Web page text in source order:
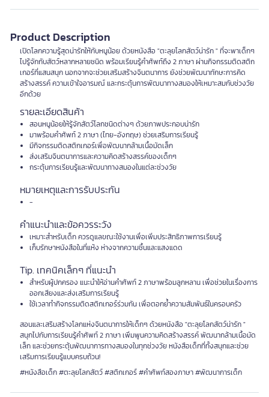
Product Description
เปิดโลกความรู้สุดน่ารักให้กับหนูน้อย ด้วยหนังสือ "ตะลุยโลกสัตว์น่ารัก " ที่จะพาเด็กๆ
ไปรู้จักกับสัตว์หลากหลายชนิด พร้อมเรียนรู้คำศัพท์ถึง 2 ภาษา ผ่านกิจกรรมติดสติก
เกอร์ที่แสนสนุก นอกจากจะช่วยเสริมสร้างจินตนาการ ยังช่วยพัฒนาทักษะการคิด
สร้างสรรค์ ความเข้าใจอารมณ์ และกระตุ้นการพัฒนาทางสมองให้เหมาะสมกับช่วงวัย
อีกด้วย
รายละเอียดสินค้า
สอนหนูน้อยให้รู้จักสัตว์โลกชนิดต่างๆ ด้วยภาพประกอบน่ารัก
มาพร้อมคำศัพท์ 2 ภาษา (ไทย-อังกฤษ) ช่วยเสริมการเรียนรู้
มีกิจกรรมติดสติกเกอร์เพื่อพัฒนากล้ามเนื้อมัดเล็ก
ส่งเสริมจินตนาการและความคิดสร้างสรรค์ของเด็กๆ
กระตุ้นการเรียนรู้และพัฒนาทางสมองในแต่ละช่วงวัย
หมายเหตุและการรับประกัน
-
คำแนะนำและข้อควรระวัง
เหมาะสำหรับเด็ก ควรดูแลขณะใช้งานเพื่อเพิ่มประสิทธิภาพการเรียนรู้
เก็บรักษาหนังสือในที่แห้ง ห่างจากความชื้นและแสงแดด
Tip. เทคนิคเล็กๆ ที่แนะนำ
สำหรับผู้ปกครอง แนะนำให้อ่านคำศัพท์ 2 ภาษาพร้อมลูกหลาน เพื่อช่วยในเรื่องการ
ออกเสียงและส่งเสริมการเรียนรู้
ใช้เวลาทำกิจกรรมติดสติกเกอร์ร่วมกัน เพื่อตอกย้ำความสัมพันธ์ในครอบครัว
สอนและเสริมสร้างโลกแห่งจินตนาการให้เด็กๆ ด้วยหนังสือ "ตะลุยโลกสัตว์น่ารัก "
สนุกไปกับการเรียนรู้คำศัพท์ 2 ภาษา เพิ่มพูนความคิดสร้างสรรค์ พัฒนากล้ามเนื้อมัด
เล็ก และช่วยกระตุ้นพัฒนาการทางสมองในทุกช่วงวัย หนังสือเด็กที่ทั้งสนุกและช่วย
เสริมการเรียนรู้แบบครบถ้วน!
#หนังสือเด็ก #ตะลุยโลกสัตว์ #สติกเกอร์ #คำศัพท์สองภาษา #พัฒนาการเด็ก